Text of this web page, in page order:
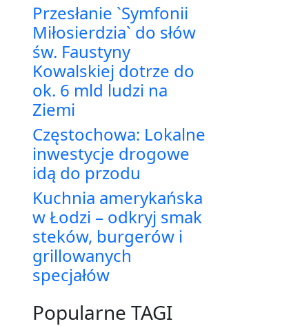
Przesłanie `Symfonii
Miłosierdzia` do słów
św. Faustyny
Kowalskiej dotrze do
ok. 6 mld ludzi na
Ziemi
Częstochowa: Lokalne
inwestycje drogowe
idą do przodu
Kuchnia amerykańska
w Łodzi – odkryj smak
steków, burgerów i
grillowanych
specjałów
Popularne TAGI